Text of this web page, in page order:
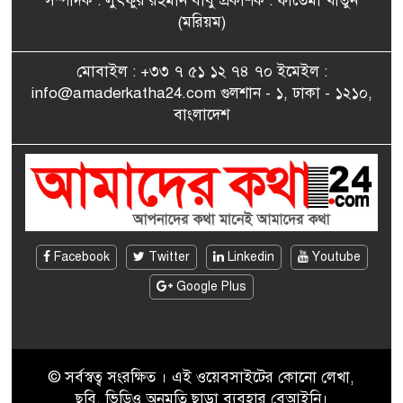
সাংবাদিকতায় কৃতিত্বের পুরস্কার
এমপি মমতাজ আলোকে
জেলা প্রবাসী এসোসিয়েশন’
বেদে সম্প্রদায় নিয়ে প্যারিসে
তথ্য-চলচ্চিত্র “ভাসমান জীবন”
(মরিয়ম)
মোবাইল : +৩৩ ৭ ৫১ ১২ ৭৪ ৭০ ইমেইল :
info@amaderkatha24.com গুলশান - ১, ঢাকা - ১২১০,
বাংলাদেশ
Facebook Twitter Linkedin
Youtube
Google Plus
© সর্বস্বত্ব সংরক্ষিত । এই ওয়েবসাইটের কোনো লেখা,